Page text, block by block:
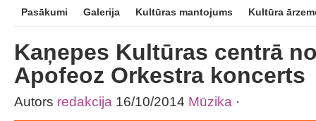
Pasākumi Galerija Kultūras mantojums Kultūra
Kaņepes Kultūras centrā
Apofeoz Orkestra koncerts
Autors redakcija 16/10/2014 Mūzika ·